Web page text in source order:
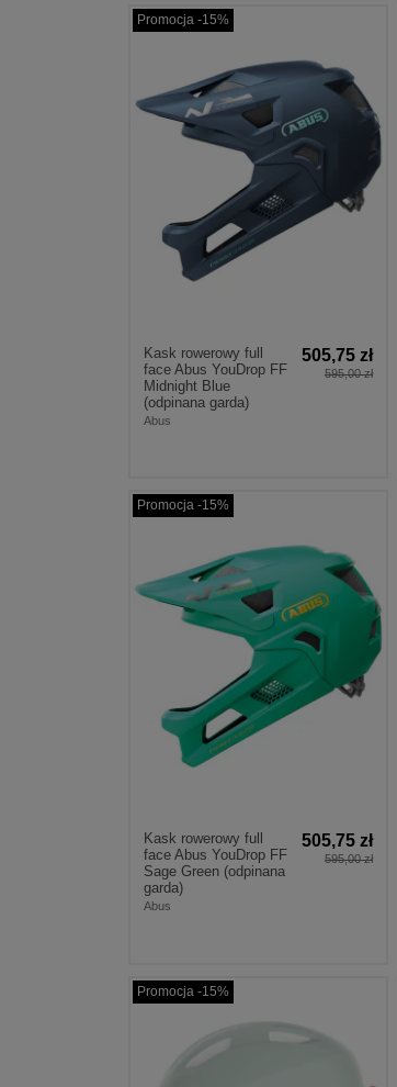
Promocja -15%
Kask rowerowy full
face Abus YouDrop FF
Midnight Blue
(odpinana garda)
Abus
505,75 zł
595,00 zł
Promocja -15%
Kask rowerowy full
face Abus YouDrop FF
Sage Green (odpinana
garda)
Abus
505,75 zł
595,00 zł
Promocja -15%